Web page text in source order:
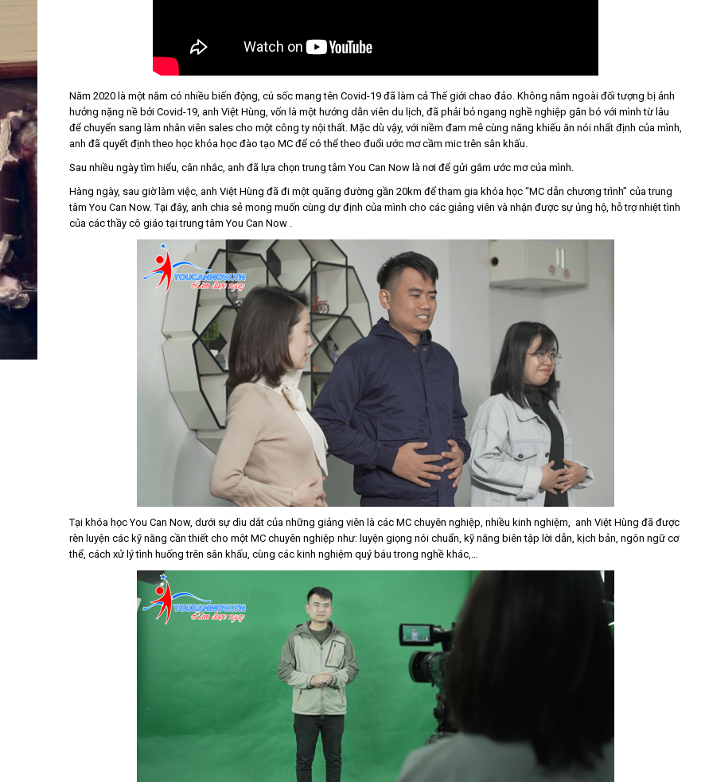
Năm 2020 là một năm có nhiều biến động, cú sốc mang tên Covid-19 đã làm cả Thế giới chao đảo. Không nằm ngoài đối tượng bị ảnh
hưởng nặng nề bởi Covid-19, anh Việt Hùng, vốn là một hướng dẫn viên du lịch, đã phải bỏ ngang nghề nghiệp gắn bó với mình từ lâu
để chuyển sang làm nhân viên sales cho một công ty nội thất. Mặc dù vậy, với niềm đam mê cùng năng khiếu ăn nói nhất định của mình,
anh đã quyết định theo học khóa học đào tạo MC để có thể theo đuổi ước mơ cầm mic trên sân khấu.
Sau nhiều ngày tìm hiểu, cân nhắc, anh đã lựa chọn trung tâm You Can Now là nơi để gửi gắm ước mơ của mình.
Hàng ngày, sau giờ làm việc, anh Việt Hùng đã đi một quãng đường gần 20km để tham gia khóa học “MC dẫn chương trình” của trung
tâm You Can Now. Tại đây, anh chia sẻ mong muốn cùng dự định của mình cho các giảng viên và nhận được sự ủng hộ, hỗ trợ nhiệt tình
của các thầy cô giáo tại trung tâm You Can Now .
Tại khóa học You Can Now, dưới sự dìu dắt của những giảng viên là các MC chuyên nghiệp, nhiều kinh nghiệm, anh Việt Hùng đã được
rèn luyện các kỹ năng cần thiết cho một MC chuyên nghiệp như: luyện giọng nói chuẩn, kỹ năng biên tập lời dẫn, kịch bản, ngôn ngữ cơ
thể, cách xử lý tình huống trên sân khấu, cùng các kinh nghiệm quý báu trong nghề khác,…